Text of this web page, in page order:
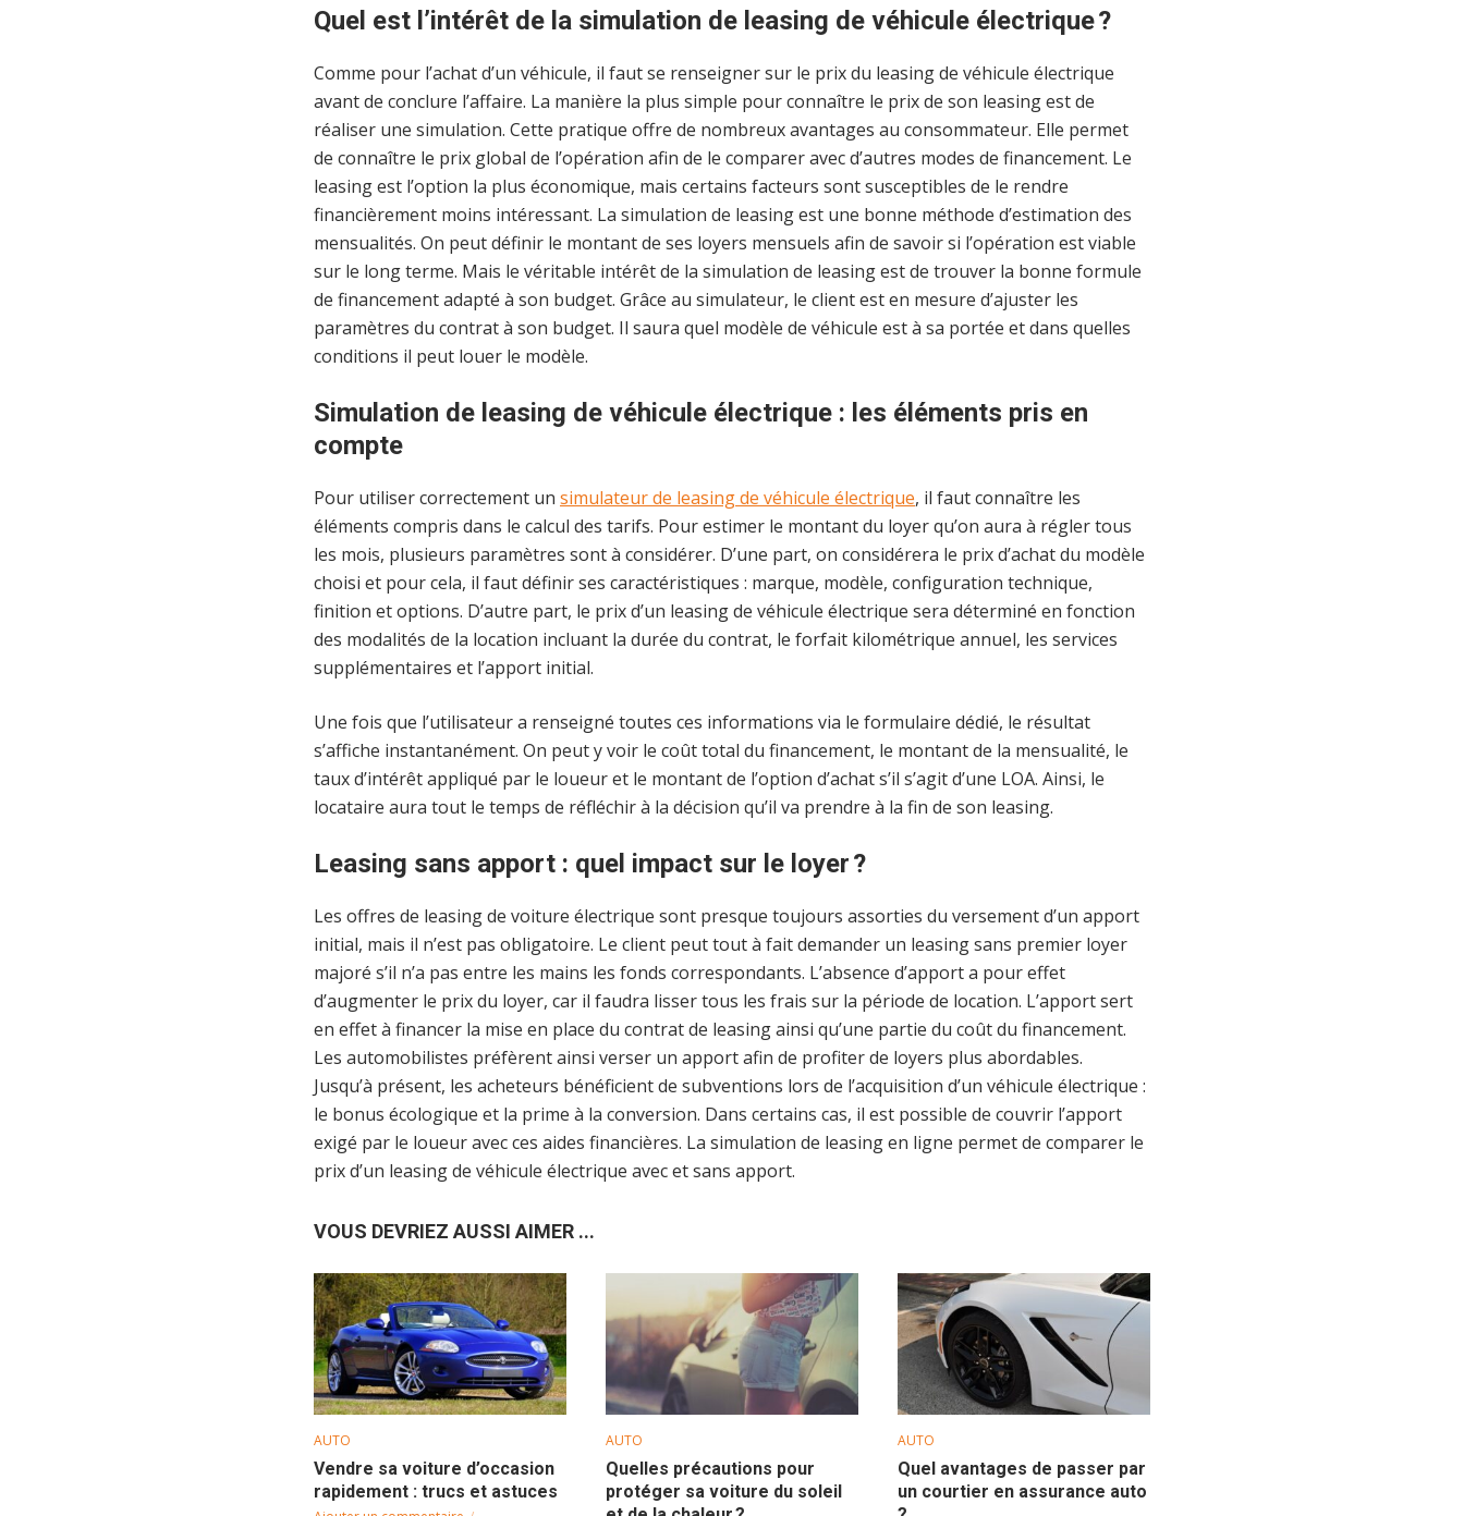
Quel est l’intérêt de la simulation de leasing de véhicule électrique ?
Comme pour l’achat d’un véhicule, il faut se renseigner sur le prix du leasing de véhicule électrique
avant de conclure l’affaire. La manière la plus simple pour connaître le prix de son leasing est de
réaliser une simulation. Cette pratique offre de nombreux avantages au consommateur. Elle permet
de connaître le prix global de l’opération afin de le comparer avec d’autres modes de financement. Le
leasing est l’option la plus économique, mais certains facteurs sont susceptibles de le rendre
financièrement moins intéressant. La simulation de leasing est une bonne méthode d’estimation des
mensualités. On peut définir le montant de ses loyers mensuels afin de savoir si l’opération est viable
sur le long terme. Mais le véritable intérêt de la simulation de leasing est de trouver la bonne formule
de financement adapté à son budget. Grâce au simulateur, le client est en mesure d’ajuster les
paramètres du contrat à son budget. Il saura quel modèle de véhicule est à sa portée et dans quelles
conditions il peut louer le modèle.
Simulation de leasing de véhicule électrique : les éléments pris en
compte
Pour utiliser correctement un simulateur de leasing de véhicule électrique, il faut connaître les
éléments compris dans le calcul des tarifs. Pour estimer le montant du loyer qu’on aura à régler tous
les mois, plusieurs paramètres sont à considérer. D’une part, on considérera le prix d’achat du modèle
choisi et pour cela, il faut définir ses caractéristiques : marque, modèle, configuration technique,
finition et options. D’autre part, le prix d’un leasing de véhicule électrique sera déterminé en fonction
des modalités de la location incluant la durée du contrat, le forfait kilométrique annuel, les services
supplémentaires et l’apport initial.
Une fois que l’utilisateur a renseigné toutes ces informations via le formulaire dédié, le résultat
s’affiche instantanément. On peut y voir le coût total du financement, le montant de la mensualité, le
taux d’intérêt appliqué par le loueur et le montant de l’option d’achat s’il s’agit d’une LOA. Ainsi, le
locataire aura tout le temps de réfléchir à la décision qu’il va prendre à la fin de son leasing.
Leasing sans apport : quel impact sur le loyer ?
Les offres de leasing de voiture électrique sont presque toujours assorties du versement d’un apport
initial, mais il n’est pas obligatoire. Le client peut tout à fait demander un leasing sans premier loyer
majoré s’il n’a pas entre les mains les fonds correspondants. L’absence d’apport a pour effet
d’augmenter le prix du loyer, car il faudra lisser tous les frais sur la période de location. L’apport sert
en effet à financer la mise en place du contrat de leasing ainsi qu’une partie du coût du financement.
Les automobilistes préfèrent ainsi verser un apport afin de profiter de loyers plus abordables.
Jusqu’à présent, les acheteurs bénéficient de subventions lors de l’acquisition d’un véhicule électrique :
le bonus écologique et la prime à la conversion. Dans certains cas, il est possible de couvrir l’apport
exigé par le loueur avec ces aides financières. La simulation de leasing en ligne permet de comparer le
prix d’un leasing de véhicule électrique avec et sans apport.
VOUS DEVRIEZ AUSSI AIMER ...
AUTO
Vendre sa voiture d’occasion
rapidement : trucs et astuces
AUTO
Quelles précautions pour
protéger sa voiture du soleil
AUTO
Quel avantages de passer par
un courtier en assurance auto